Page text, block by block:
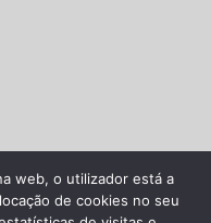
web, o utilizador está a
de cookies no seu